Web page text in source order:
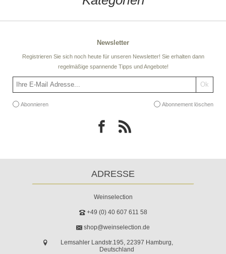
Newsletter
Registrieren Sie sich noch heute für unseren Newsletter! Sie erhalten dann
regelmäßige spannende Tipps und Angebote!
Abonnieren Abonnement löschen
ADRESSE
Weinselection
+49 (0) 40 607 611 58
shop@weinselection.de
Lemsahler Landstr.195, 22397 Hamburg,
Deutschland